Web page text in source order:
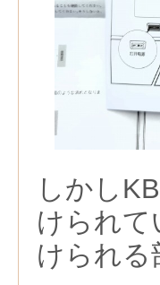
しかし
けられて
けられる